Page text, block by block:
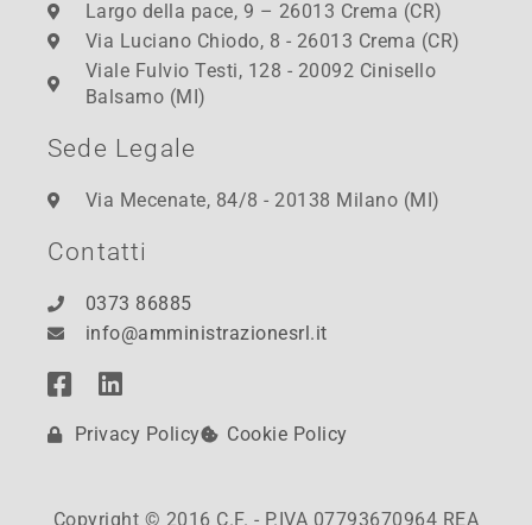
Largo della pace, 9 – 26013 Crema (CR)
Via Luciano Chiodo, 8 - 26013 Crema (CR)
Viale Fulvio Testi, 128 - 20092 Cinisello
Balsamo (MI)
Sede Legale
Via Mecenate, 84/8 - 20138 Milano (MI)
Contatti
0373 86885
info@amministrazionesrl.it
Privacy Policy Cookie Policy
Copyright © 2016 C.F. - P.IVA 07793670964 REA